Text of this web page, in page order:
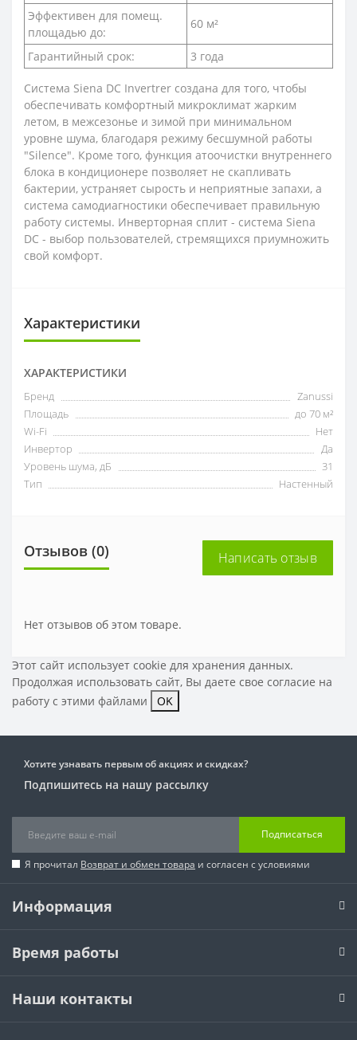
Эффективен для помещ.
площадью до:
60 м²
Гарантийный срок: 3 года
Система Siena DC Invertrer создана для того, чтобы
обеспечивать комфортный микроклимат жарким
летом, в межсезонье и зимой при минимальном
уровне шума, благодаря режиму бесшумной работы
"Silence". Кроме того, функция атоочистки внутреннего
блока в кондиционере позволяет не скапливать
бактерии, устраняет сырость и неприятные запахи, а
система самодиагностики обеспечивает правильную
работу системы. Инверторная сплит - система Siena
DC - выбор пользователей, стремящихся приумножить
свой комфорт.
Характеристики
ХАРАКТЕРИСТИКИ
Бренд
Zanussi
Площадь
до 70 м²
Wi-Fi
Нет
Инвертор
Да
Уровень шума, дБ
31
Тип
Настенный
Отзывов (0) Написать отзыв
Нет отзывов об этом товаре.
Этот сайт использует cookie для хранения данных.
Продолжая использовать сайт, Вы даете свое согласие на
работу с этими файлами
OK
Хотите узнавать первым об акциях и скидках?
Подпишитесь на нашу рассылку
Подписаться
Я прочитал Возврат и обмен товара и согласен с условиями
Информация
Время работы
Наши контакты